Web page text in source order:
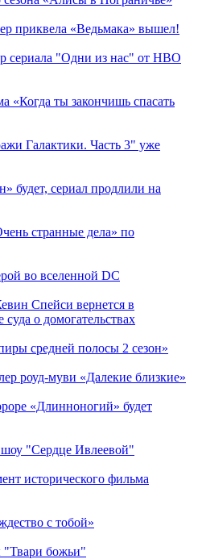
приквела «Ведьмака» вышел!
сериала "Одни из нас" от HBO
«Когда ты закончишь спасать
Галактики. Часть 3" уже
будет, сериал продлили на
странные дела» по
во вселенной DC
Спейси вернется в
о домогательствах
средней полосы 2 сезон»
роуд-муви «Далекие близкие»
«Длинноногий» будет
"Сердце Ивлеевой"
исторического фильма
с тобой»
"Твари божьи"